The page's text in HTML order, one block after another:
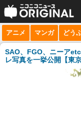
サービス一覧
niconico
アニメ マンガ どう
SAO、FGO、ニーア
レ写真を一挙公開【東